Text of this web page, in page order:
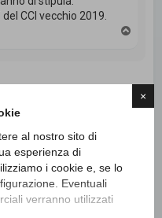
×
al nostro sito di
esperienza di
i cookie e, se lo
Eventuali
verranno utilizzati
CCI vecchio 2019.
Vai a